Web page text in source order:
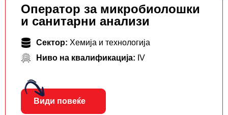
Оператор за микробиолошки
и санитарни анализи
Сектор: Хемија и технологија
Ниво на квалификација: IV
Види повеќе